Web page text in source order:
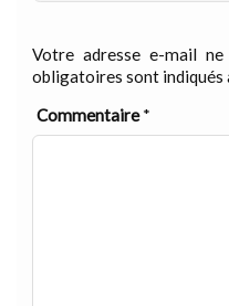
Votre adresse e-mail ne
obligatoires sont indiqués
Commentaire*